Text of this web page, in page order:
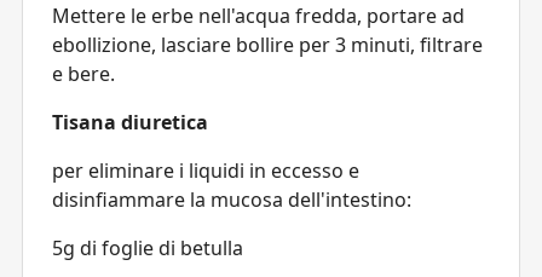
Mettere le erbe nell'acqua fredda, portare ad
ebollizione, lasciare bollire per 3 minuti, filtrare
e bere.
Tisana diuretica
per eliminare i liquidi in eccesso e
disinfiammare la mucosa dell'intestino:
5g di foglie di betulla